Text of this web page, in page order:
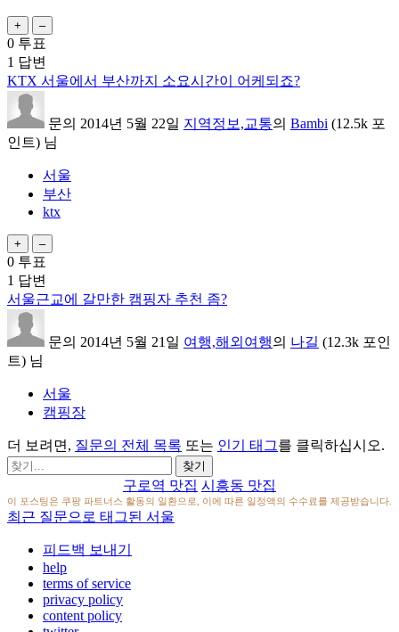
0 투표
1 답변
KTX 서울에서 부산까지 소요시간이 어케되죠?
문의 2014년 5월 22일 지역정보,교통의 Bambi (12.5k 포
인트) 님
서울
부산
ktx
0 투표
1 답변
서울근교에 갈만한 캠핑자 추천 좀?
문의 2014년 5월 21일 여행,해외여행의 나길 (12.3k 포인
트) 님
서울
캠핑장
더 보려면, 질문의 전체 목록 또는 인기 태그를 클릭하십시오.
구로역 맛집 시흥동 맛집
이 포스팅은 쿠팡 파트너스 활동의 일환으로, 이에 따른 일정액의 수수료를 제공받습니다.
최근 질문으로 태그된 서울
피드백 보내기
help
terms of service
privacy policy
content policy